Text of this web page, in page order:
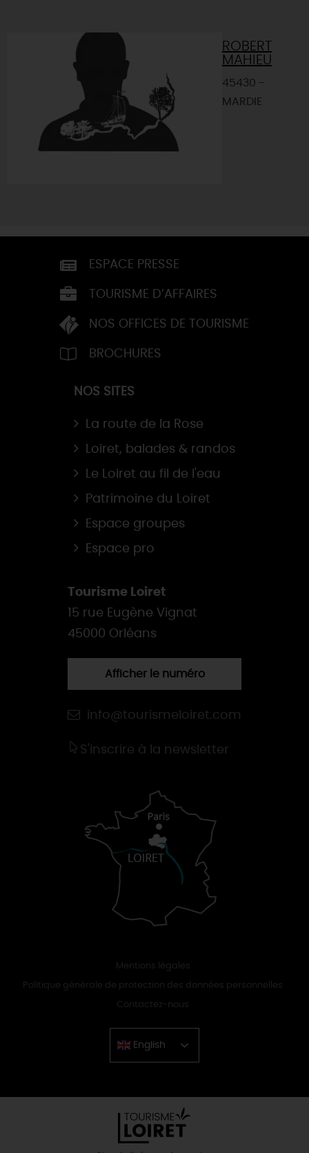
ROBERT
MAHIEU
45430 -
MARDIE
ESPACE PRESSE
TOURISME D’AFFAIRES
NOS OFFICES DE TOURISME
BROCHURES
NOS SITES
La route de la Rose
Loiret, balades & randos
Le Loiret au fil de l'eau
Patrimoine du Loiret
Espace groupes
Espace pro
Tourisme Loiret
15 rue Eugène Vignat
45000 Orléans
Afficher le numéro
info@tourismeloiret.com
S'inscrire à la newsletter
Mentions légales
Politique générale de protection des données personnelles
Contactez-nous
English
Chinese